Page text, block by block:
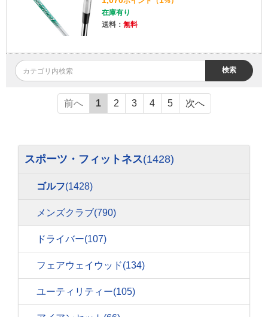
在庫有り
送料： 無料
検索
前へ 1 2 3 4 5 次へ
スポーツ・フィットネス(1428)
ゴルフ(1428)
メンズクラブ(790)
ドライバー(107)
フェアウェイウッド(134)
ユーティリティー(105)